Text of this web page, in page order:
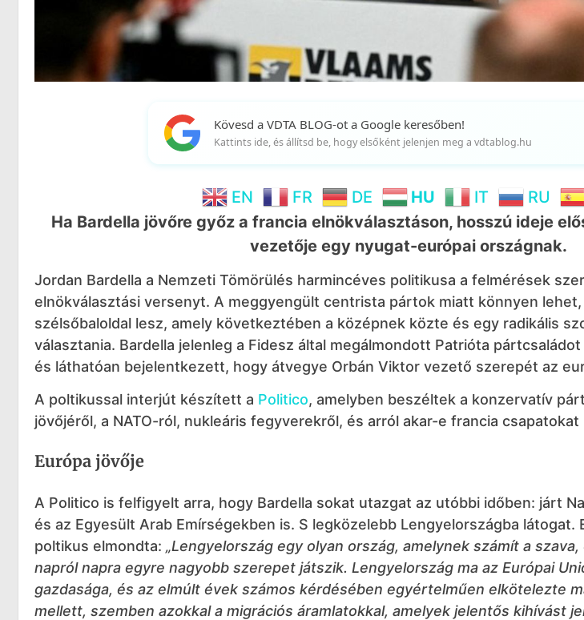
Kövesd a VDTA BLOG-ot a Google keresőben!
Kattints ide, és állítsd be, hogy elsőként jelenjen meg a vdtablog.hu
EN FR DE HU IT RU
Ha Bardella jövőre győz a francia elnökválasztáson, hosszú ideje
vezetője egy nyugat-európai országnak.
Jordan Bardella a Nemzeti Tömörülés harmincéves politikusa a felmérések
elnökválasztási versenyt. A meggyengült centrista pártok miatt könnyen
szélsőbaloldal lesz, amely következtében a középnek közte és egy radikális
választania. Bardella jelenleg a Fidesz által megálmondott Patrióta
és láthatóan bejelentkezett, hogy átvegye Orbán Viktor vezető szerepét az
A poltikussal interjút készített a Politico, amelyben beszéltek a konzervatív
jövőjéről, a NATO-ról, nukleáris fegyverekről, és arról akar-e francia csapatokat
Európa jövője
A Politico is felfigyelt arra, hogy Bardella sokat utazgat az utóbbi időben: járt
és az Egyesült Arab Emírségekben is. S legközelebb Lengyelországba látogat.
poltikus elmondta: „Lengyelország egy olyan ország, amelynek számít a
napról napra egyre nagyobb szerepet játszik. Lengyelország ma az Európai
gazdasága, és az elmúlt évek számos kérdésében egyértelműen elkötelezte
mellett, szemben azokkal a migrációs áramlatokkal, amelyek jelentős kihívást